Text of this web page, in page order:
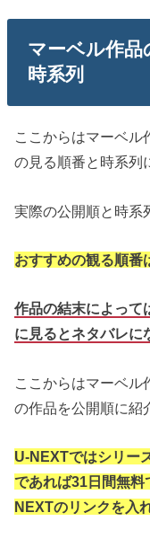
マーベル作品
時系列
ここからはマーベル
の見る順番と時系列
実際の公開順と時系
おすすめの観る順番
作品の結末によって
に見るとネタバレに
ここからはマーベル
の作品を公開順に紹
U-NEXTではシリー
であれば31日間無
NEXTのリンクを入